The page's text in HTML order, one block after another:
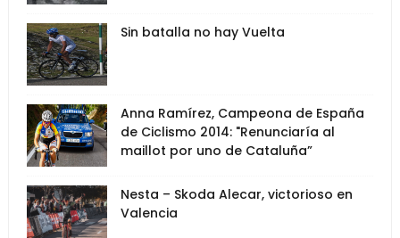
Sin batalla no hay Vuelta
Anna Ramírez, Campeona de España
de Ciclismo 2014: "Renunciaría al
maillot por uno de Cataluña”
Nesta – Skoda Alecar, victorioso en
Valencia